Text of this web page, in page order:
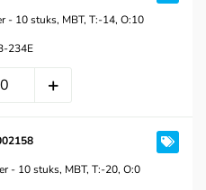
- 10 stuks, MBT, T:-14, O:10
234E
- 10 stuks, MBT, T:-20, O:0